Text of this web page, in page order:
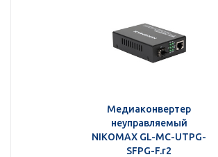
Медиаконвертер
неуправляемый
NIKOMAX GL-MC-UTPG-
SFPG-F.r2